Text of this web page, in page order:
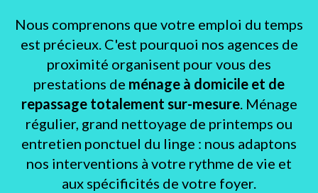
Nous comprenons que votre emploi du temps
est précieux. C'est pourquoi nos agences de
proximité organisent pour vous des
prestations de ménage à domicile et de
repassage totalement sur-mesure. Ménage
régulier, grand nettoyage de printemps ou
entretien ponctuel du linge : nous adaptons
nos interventions à votre rythme de vie et
aux spécificités de votre foyer.